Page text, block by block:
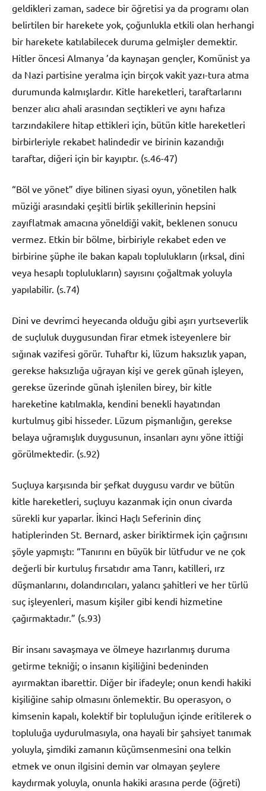
geldikleri zaman, sadece bir öğretisi ya da programı olan
belirtilen bir harekete yok, çoğunlukla etkili olan herhangi
bir harekete katılabilecek duruma gelmişler demektir.
Hitler öncesi Almanya ’da kaynaşan gençler, Komünist ya
da Nazi partisine yeralma için birçok vakit yazı-tura atma
durumunda kalmışlardır. Kitle hareketleri, taraftarlarını
benzer alıcı ahali arasından seçtikleri ve aynı hafıza
tarzındakilere hitap ettikleri için, bütün kitle hareketleri
birbirleriyle rekabet halindedir ve birinin kazandığı
taraftar, diğeri için bir kayıptır. (s.46-47)
“Böl ve yönet” diye bilinen siyasi oyun, yönetilen halk
müziği arasındaki çeşitli birlik şekillerinin hepsini
zayıflatmak amacına yöneldiği vakit, beklenen sonucu
vermez. Etkin bir bölme, birbiriyle rekabet eden ve
birbirine şüphe ile bakan kapalı toplulukların (ırksal, dini
veya hesaplı toplulukların) sayısını çoğaltmak yoluyla
yapılabilir. (s.74)
Dini ve devrimci heyecanda olduğu gibi aşırı yurtseverlik
de suçluluk duygusundan firar etmek isteyenlere bir
sığınak vazifesi görür. Tuhaftır ki, lüzum haksızlık yapan,
gerekse haksızlığa uğrayan kişi ve gerek günah işleyen,
gerekse üzerinde günah işlenilen birey, bir kitle
hareketine katılmakla, kendini benekli hayatından
kurtulmuş gibi hisseder. Lüzum pişmanlığın, gerekse
belaya uğramışlık duygusunun, insanları aynı yöne ittiği
görülmektedir. (s.92)
Suçluya karşısında bir şefkat duygusu vardır ve bütün
kitle hareketleri, suçluyu kazanmak için onun civarda
sürekli kur yaparlar. İkinci Haçlı Seferinin dinç
hatiplerinden St. Bernard, asker biriktirmek için çağrısını
şöyle yapmıştı: “Tanırını en büyük bir lütfudur ve ne çok
değerli bir kurtuluş fırsatıdır ama Tanrı, katilleri, ırz
düşmanlarını, dolandırıcıları, yalancı şahitleri ve her türlü
suç işleyenleri, masum kişiler gibi kendi hizmetine
çağırmaktadır.” (s.93)
Bir insanı savaşmaya ve ölmeye hazırlanmış duruma
getirme tekniği; o insanın kişiliğini bedeninden
ayırmaktan ibarettir. Diğer bir ifadeyle; onun kendi hakiki
kişiliğine sahip olmasını önlemektir. Bu operasyon, o
kimsenin kapalı, kolektif bir topluluğun içinde eritilerek o
topluluğa uydurulmasıyla, ona hayali bir şahsiyet tanımak
yoluyla, şimdiki zamanın küçümsenmesini ona telkin
etmek ve onun ilgisini demin var olmayan şeylere
kaydırmak yoluyla, onunla hakiki arasına perde (öğreti)